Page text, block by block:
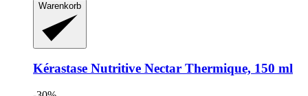
Warenkorb
Kérastase Nutritive Nectar Thermique, 150 ml